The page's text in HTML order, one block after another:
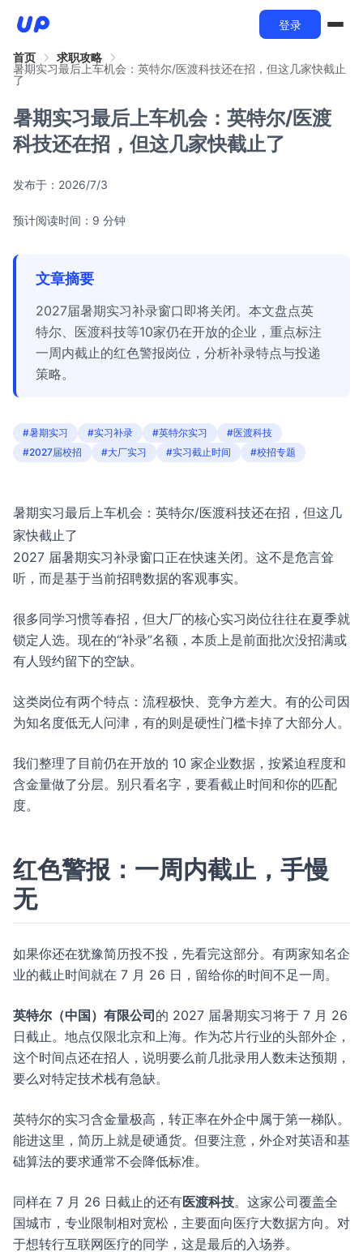
登录
首页
求职攻略
暑期实习最后上车机会：英特尔/医渡科技还在招，但这几家快截止
了
暑期实习最后上车机会：英特尔/医渡
科技还在招，但这几家快截止了
发布于： 2026/7/3
预计阅读时间：9 分钟
文章摘要
2027届暑期实习补录窗口即将关闭。本文盘点英
特尔、医渡科技等10家仍在开放的企业，重点标注
一周内截止的红色警报岗位，分析补录特点与投递
策略。
#暑期实习 #实习补录 #英特尔实习
#医渡科技
#2027届校招
#大厂实习 #实习截止时间 #校招专题
暑期实习最后上车机会：英特尔/医渡科技还在招，但这几
家快截止了
2027 届暑期实习补录窗口正在快速关闭。这不是危言耸
听，而是基于当前招聘数据的客观事实。
很多同学习惯等春招，但大厂的核心实习岗位往往在夏季就
锁定人选。现在的“补录”名额，本质上是前面批次没招满或
有人毁约留下的空缺。
这类岗位有两个特点：流程极快、竞争方差大。有的公司因
为知名度低无人问津，有的则是硬性门槛卡掉了大部分人。
我们整理了目前仍在开放的 10 家企业数据，按紧迫程度和
含金量做了分层。别只看名字，要看截止时间和你的匹配
度。
红色警报：一周内截止，手慢
无
如果你还在犹豫简历投不投，先看完这部分。有两家知名企
业的截止时间就在 7 月 26 日，留给你的时间不足一周。
英特尔（中国）有限公司 的 2027 届暑期实习将于 7 月 26
日截止。地点仅限北京和上海。作为芯片行业的头部外企，
这个时间点还在招人，说明要么前几批录用人数未达预期，
要么对特定技术栈有急缺。
英特尔的实习含金量极高，转正率在外企中属于第一梯队。
能进这里，简历上就是硬通货。但要注意，外企对英语和基
础算法的要求通常不会降低标准。
同样在 7 月 26 日截止的还有医渡科技。这家公司覆盖全
国城市，专业限制相对宽松，主要面向医疗大数据方向。对
于想转行互联网医疗的同学，这是最后的入场券。